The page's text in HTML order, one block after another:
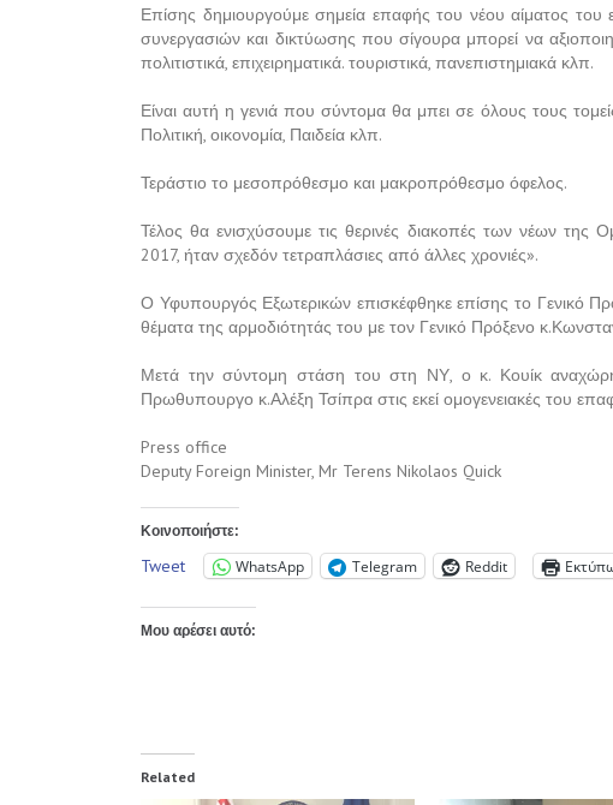
Επίσης δημιουργούμε σημεία επαφής του νέου αίματος
συνεργασιών και δικτύωσης που σίγουρα μπορεί να
πολιτιστικά, επιχειρηματικά. τουριστικά, πανεπιστημιακά κλπ.
Είναι αυτή η γενιά που σύντομα θα μπει σε όλους τους
Πολιτική, οικονομία, Παιδεία κλπ.
Τεράστιο το μεσοπρόθεσμο και μακροπρόθεσμο όφελος.
Τέλος θα ενισχύσουμε τις θερινές διακοπές των νέων της
2017, ήταν σχεδόν τετραπλάσιες από άλλες χρονιές».
Ο Υφυπουργός Εξωτερικών επισκέφθηκε επίσης το Γενικό
θέματα της αρμοδιότητάς του με τον Γενικό Πρόξενο
Μετά την σύντομη στάση του στη ΝΥ, ο κ. Κουίκ
Πρωθυπουργο κ.Αλέξη Τσίπρα στις εκεί ομογενειακές του
Press office
Deputy Foreign Minister, Mr Terens Nikolaos Quick
Κοινοποιήστε:
Tweet WhatsApp Telegram Reddit
Μου αρέσει αυτό:
Related